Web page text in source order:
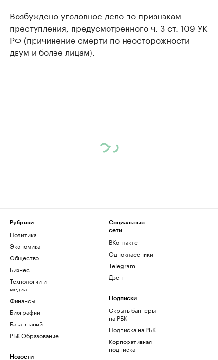
Возбуждено уголовное дело по признакам
преступления, предусмотренного ч. 3 ст. 109 УК
РФ (причинение смерти по неосторожности
двум и более лицам).
Рубрики
Политика
Экономика
Общество
Бизнес
Технологии и
медиа
Финансы
Биографии
База знаний
РБК Образование
Новости
Социальные
сети
ВКонтакте
Одноклассники
Telegram
Дзен
Подписки
Скрыть баннеры
на РБК
Подписка на РБК
Корпоративная
подписка